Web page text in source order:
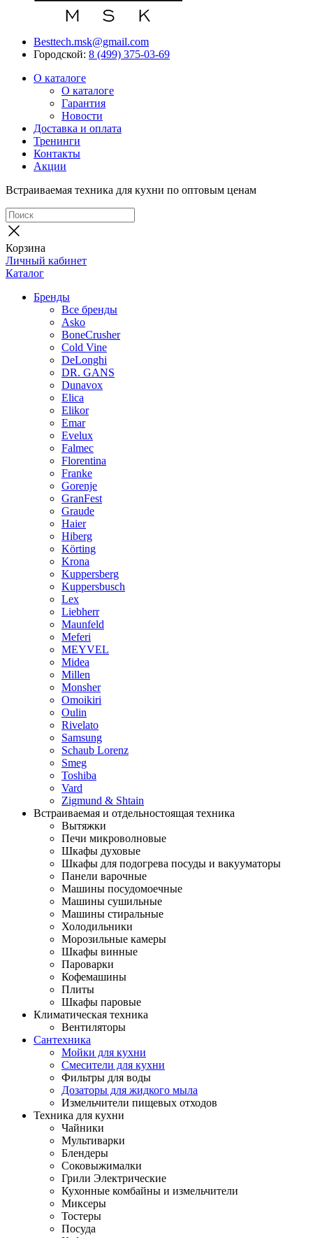
Besttech.msk@gmail.com
Городской: 8 (499) 375-03-69
О каталоге
О каталоге
Гарантия
Новости
Доставка и оплата
Тренинги
Контакты
Акции
Встраиваемая техника для кухни по оптовым ценам
Корзина
Личный кабинет
Каталог
Бренды
Все бренды
Asko
BoneCrusher
Cold Vine
DeLonghi
DR. GANS
Dunavox
Elica
Elikor
Emar
Evelux
Falmec
Florentina
Franke
Gorenje
GranFest
Graude
Haier
Hiberg
Körting
Krona
Kuppersberg
Kuppersbusch
Lex
Liebherr
Maunfeld
Meferi
MEYVEL
Midea
Millen
Monsher
Omoikiri
Oulin
Rivelato
Samsung
Schaub Lorenz
Smeg
Toshiba
Vard
Zigmund & Shtain
Встраиваемая и отдельностоящая техника
Вытяжки
Печи микроволновые
Шкафы духовые
Шкафы для подогрева посуды и вакууматоры
Панели варочные
Машины посудомоечные
Машины сушильные
Машины стиральные
Холодильники
Морозильные камеры
Шкафы винные
Пароварки
Кофемашины
Плиты
Шкафы паровые
Климатическая техника
Вентиляторы
Сантехника
Мойки для кухни
Смесители для кухни
Фильтры для воды
Дозаторы для жидкого мыла
Измельчители пищевых отходов
Техника для кухни
Чайники
Мультиварки
Блендеры
Соковыжималки
Грили Электрические
Кухонные комбайны и измельчители
Миксеры
Тостеры
Посуда